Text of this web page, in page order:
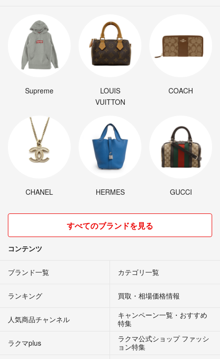
Supreme
LOUIS
VUITTON
COACH
CHANEL HERMES GUCCI
すべてのブランドを見る
コンテンツ
ブランド一覧 カテゴリ一覧
ランキング 買取・相場価格情報
人気商品チャンネル
キャンペーン一覧・おすすめ
特集
ラクマplus
ラクマ公式ショップ ファッシ
ョン特集